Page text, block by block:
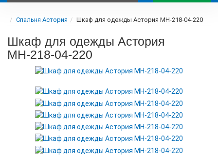
Спальня Астория Шкаф для одежды Астория МН-218-04-220
Шкаф для одежды Астория
МН-218-04-220